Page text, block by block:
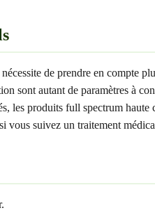
de prendre en compte
sont autant de paramètres à
les produits full spectrum
vous suivez un traitement